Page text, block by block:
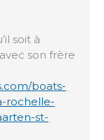
soit à
son frère
boats-
rochelle-
st-